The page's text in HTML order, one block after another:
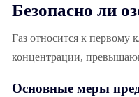
Безопасно ли
Газ относится к первому
концентрации,
Основные меры